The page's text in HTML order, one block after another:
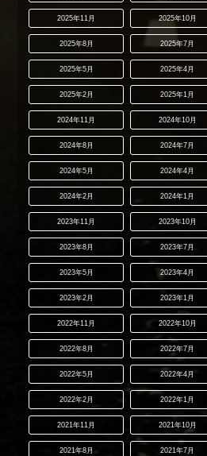
2025年11月 2025年10月
2025年8月 2025年7月
2025年5月 2025年4月
2025年2月 2025年1月
2024年11月 2024年10月
2024年8月 2024年7月
2024年5月 2024年4月
2024年2月 2024年1月
2023年11月 2023年10月
2023年8月 2023年7月
2023年5月 2023年4月
2023年2月 2023年1月
2022年11月 2022年10月
2022年8月 2022年7月
2022年5月 2022年4月
2022年2月 2022年1月
2021年11月 2021年10月
2021年8月 2021年7月